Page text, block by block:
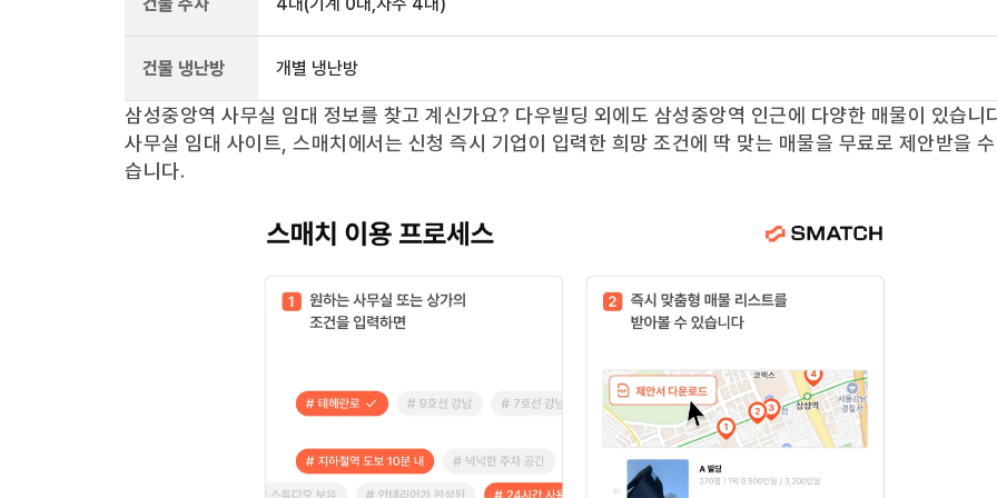
건물 냉난방 개별 냉난방
삼성중앙역 사무실 임대 정보를 찾고 계신가요? 다우빌딩 외에도 삼성중앙역 인근에 다양한 매물이 있습니
사무실 임대 사이트, 스매치에서는 신청 즉시 기업이 입력한 희망 조건에 딱 맞는 매물을 무료로 제안받을
습니다.